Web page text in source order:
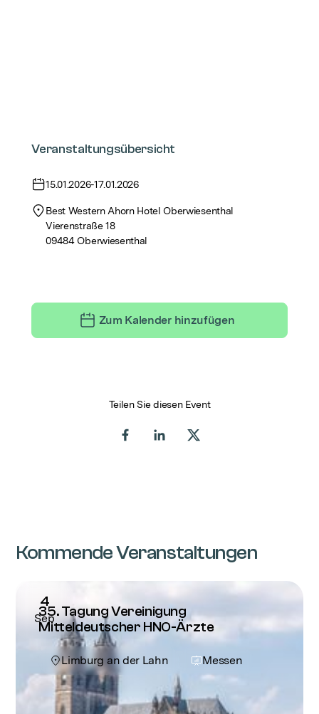
Veranstaltungsübersicht
15.01.2026-17.01.2026
Best Western Ahorn Hotel Oberwiesenthal
Vierenstraße 18
09484 Oberwiesenthal
Zum Kalender hinzufügen
Teilen Sie diesen Event
Share on Facebook
Share on LinkedIn
Share on X (Twitter)
Kommende Veranstaltungen
35. Tagung Vereinigung
Mitteldeutscher HNO-Ärzte
Limburg an der Lahn Messen
4
Sep